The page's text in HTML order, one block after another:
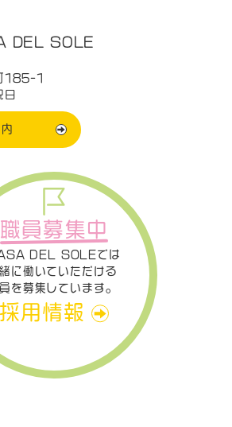
DEL SOLE
185-1
日
職員募集中
DEL SOLEでは
に働いていただける
を募集しています。
採用情報